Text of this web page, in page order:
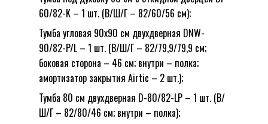
60/82-K – 1 шт. (В/Ш/Г – 82/60/56 см);
Тумба угловая 90х90 см двухдверная DNW-
90/82-P/L – 1 шт. (В/Ш/Г – 82/79,9/79,9 см;
боковая сторона – 46 см; внутри – полка;
амортизатор закрытия Airtic – 2 шт.);
Тумба 80 см двухдверная D-80/82-LP – 1 шт. (В/
Ш/Г – 82/80/46 см; внутри – полка);